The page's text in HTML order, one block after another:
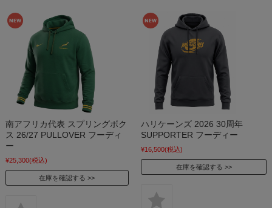
南アフリカ代表 スプリングボク
ス 26/27 PULLOVER フーディ
ー
¥25,300(税込)
在庫を確認する
ハリケーンズ 2026 30周年
SUPPORTER フーディー
¥16,500(税込)
在庫を確認する